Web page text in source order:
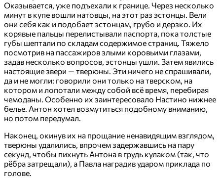
Оказывается, уже подъехали к границе. Через несколько
минут в купе вошли натовцы, на этот раз эстонцы. Вели
они себя как и подобает эстонцам, грубо и дерзко. Их
корявые пальцы перелистывали паспорта, пока толстые
губы шептали по складам содержимое страниц. Тяжело
посмотрив на пассажиров злыми коровьими глазами,
задав несколько вопросов, эстонцы ушли. Затем явились
настоящие звери — тверюны. Эти ничего не спрашивали,
да и не могли: говорили они только на тверском, на
котором и лопотали между собой всё время, перебирая
чемоданы. Особенно их заинтересовало Настино нижнее
белье. Антон хотел возмутиться подобному вниманию,
но потом передумал.
Наконец, окинув их на прощание ненавидящим взглядом,
тверюны удалились, впрочем задержавшись на пару
секунд, чтобы пихнуть Антона в грудь кулаком (так, что
рёбра затрещали), а Павла наградив ударом приклада по
голове.